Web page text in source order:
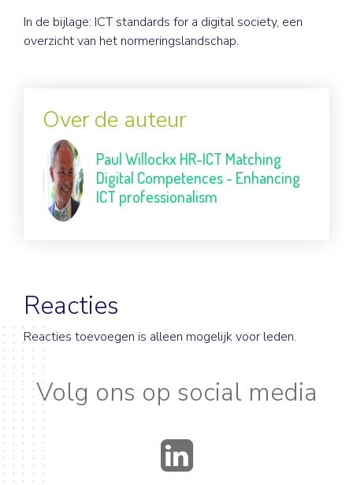
In de bijlage: ICT standards for a digital society, een
overzicht van het normeringslandschap.
Over de auteur
Paul Willockx HR-ICT Matching
Digital Competences - Enhancing
ICT professionalism
Reacties
Reacties toevoegen is alleen mogelijk voor leden.
Volg ons op social media